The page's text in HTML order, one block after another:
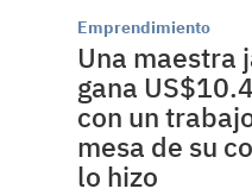
Emprendimiento
Una maestra
gana
con un
mesa de su
lo hizo